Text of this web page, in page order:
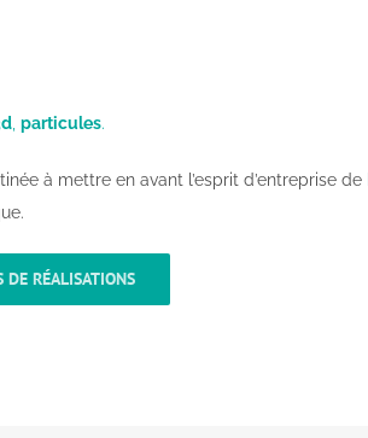
particules.
à mettre en avant l’esprit d’entreprise de
DE RÉALISATIONS